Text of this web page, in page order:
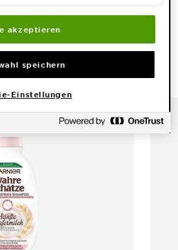
die Spitzen und beruhigt die
ROUTINE
akzeptieren
speichern
Einstellungen